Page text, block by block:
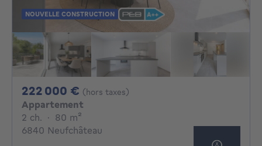
NOUVELLE CONSTRUCTION
222 000 € 222000€
(hors taxes)
Appartement
2 ch. 2 chambres
· 80 m²
6840 Neufchâteau